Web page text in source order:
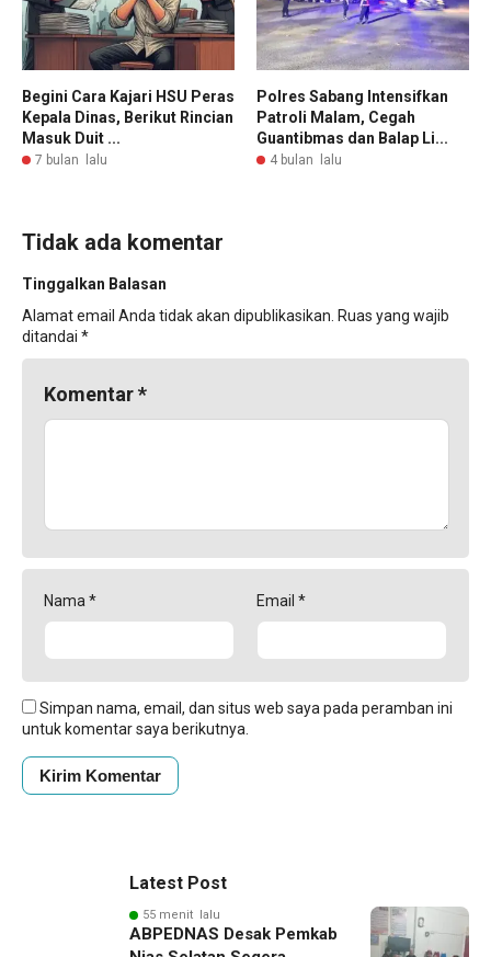
Begini Cara Kajari HSU Peras
Kepala Dinas, Berikut Rincian
Masuk Duit ...
7 bulan lalu
Polres Sabang Intensifkan
Patroli Malam, Cegah
Guantibmas dan Balap Li...
4 bulan lalu
Tidak ada komentar
Tinggalkan Balasan
Alamat email Anda tidak akan dipublikasikan. Ruas yang wajib
ditandai *
Komentar*
Nama* Email *
Simpan nama, email, dan situs web saya pada peramban ini
untuk komentar saya berikutnya.
Latest Post
55 menit lalu
ABPEDNAS Desak Pemkab